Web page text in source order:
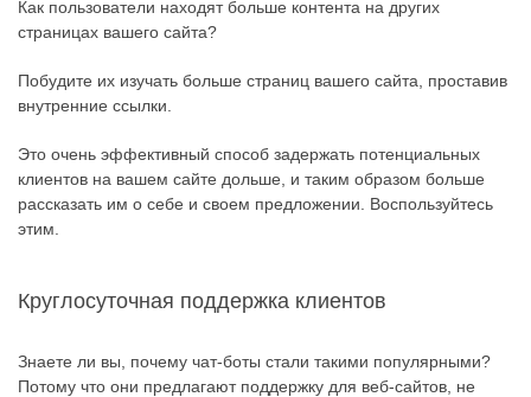
Как пользователи находят больше контента на других
страницах вашего сайта?
Побудите их изучать больше страниц вашего сайта, проставив
внутренние ссылки.
Это очень эффективный способ задержать потенциальных
клиентов на вашем сайте дольше, и таким образом больше
рассказать им о себе и своем предложении. Воспользуйтесь
этим.
Круглосуточная поддержка клиентов
Знаете ли вы, почему чат-боты стали такими популярными?
Потому что они предлагают поддержку для веб-сайтов, не